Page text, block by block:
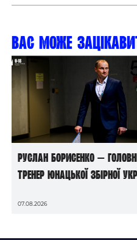
Вас може
Руслан Борисенко —
тренер юнацької збірної
07.08.2026